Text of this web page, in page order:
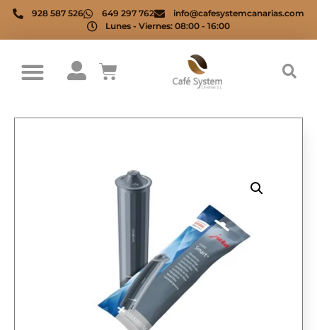
928 587 526 649 297 762
info@cafesystemcanarias.com
Lunes - Viernes: 08:00 - 16:00